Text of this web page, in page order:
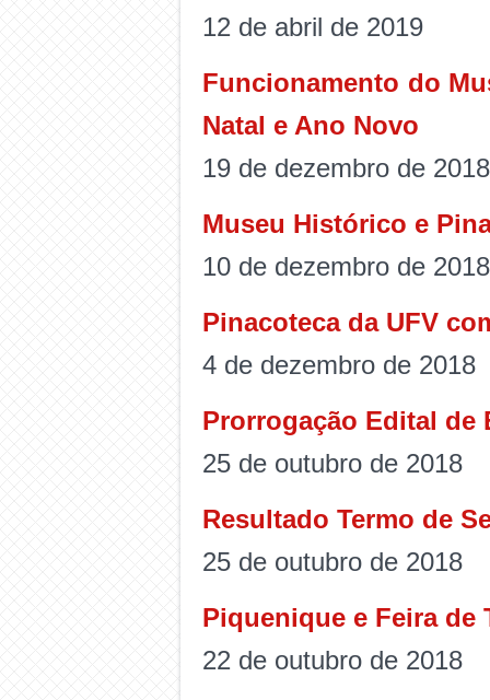
12 de abril de 2019
Funcionamento do
Natal e Ano Novo
19 de dezembro de 2018
Museu Histórico e
10 de dezembro de 2018
Pinacoteca da UFV
4 de dezembro de 2018
Prorrogação Edital de
25 de outubro de 2018
Resultado Termo de
25 de outubro de 2018
Piquenique e Feira de
22 de outubro de 2018